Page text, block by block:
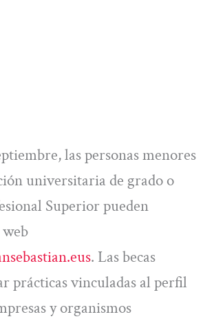
las personas menores
universitaria de grado o
Superior pueden
. Las becas
prácticas vinculadas al perfil
y organismos